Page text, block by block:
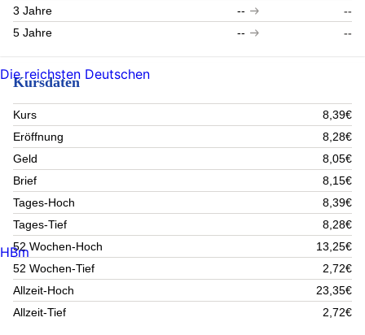
3 Jahre
--
--
5 Jahre
-- --
Kursdaten
Kurs
8,39€
Eröffnung
8,28€
Geld
8,05€
Brief
8,15€
Tages-Hoch
8,39€
Tages-Tief
8,28€
52 Wochen-Hoch
13,25€
52 Wochen-Tief
2,72€
Allzeit-Hoch
23,35€
Allzeit-Tief
2,72€
Die reichsten Deutschen
HBm